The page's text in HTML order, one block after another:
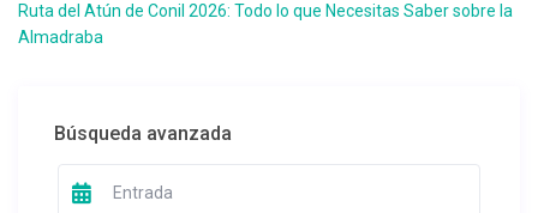
Chalet en Chinarejo –
Casa Miki II
Ruta del Atún de Conil 2026: Todo lo que Necesitas Saber sobre la
Almadraba
Búsqueda avanzada